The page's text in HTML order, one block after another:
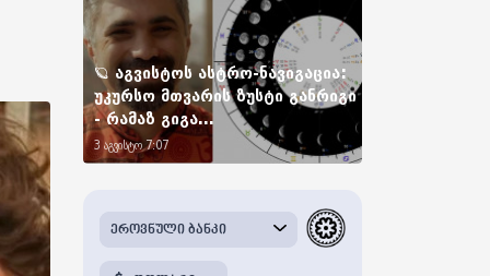
🪐 აგვისტოს ასტრო-ნავიგაცია:
უკურსო მთვარის ზუსტი განრიგი
- რამაზ გიგა...
3 აგვისტო 7:07